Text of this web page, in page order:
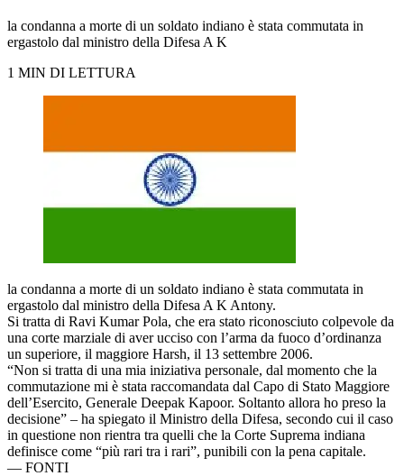
la condanna a morte di un soldato indiano è stata commutata in
ergastolo dal ministro della Difesa A K
1 MIN DI LETTURA
la condanna a morte di un soldato indiano è stata commutata in
ergastolo dal ministro della Difesa A K Antony.
Si tratta di Ravi Kumar Pola, che era stato riconosciuto colpevole da
una corte marziale di aver ucciso con l’arma da fuoco d’ordinanza
un superiore, il maggiore Harsh, il 13 settembre 2006.
“Non si tratta di una mia iniziativa personale, dal momento che la
commutazione mi è stata raccomandata dal Capo di Stato Maggiore
dell’Esercito, Generale Deepak Kapoor. Soltanto allora ho preso la
decisione” – ha spiegato il Ministro della Difesa, secondo cui il caso
in questione non rientra tra quelli che la Corte Suprema indiana
definisce come “più rari tra i rari”, punibili con la pena capitale.
— FONTI